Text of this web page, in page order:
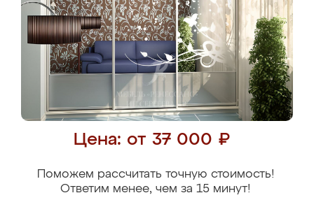
Цена: от 37 000 ₽
Поможем рассчитать точную стоимость!
Ответим менее, чем за 15 минут!